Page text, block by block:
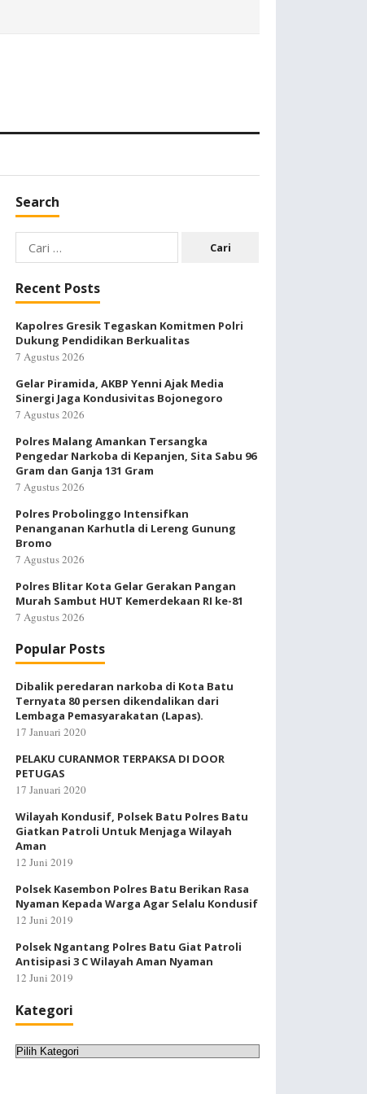
Search
Cari
untuk:
Recent Posts
Kapolres Gresik Tegaskan Komitmen Polri
Dukung Pendidikan Berkualitas
7 Agustus 2026
Gelar Piramida, AKBP Yenni Ajak Media
Sinergi Jaga Kondusivitas Bojonegoro
7 Agustus 2026
Polres Malang Amankan Tersangka
Pengedar Narkoba di Kepanjen, Sita Sabu 96
Gram dan Ganja 131 Gram
7 Agustus 2026
Polres Probolinggo Intensifkan
Penanganan Karhutla di Lereng Gunung
Bromo
7 Agustus 2026
Polres Blitar Kota Gelar Gerakan Pangan
Murah Sambut HUT Kemerdekaan RI ke-81
7 Agustus 2026
Popular Posts
Dibalik peredaran narkoba di Kota Batu
Ternyata 80 persen dikendalikan dari
Lembaga Pemasyarakatan (Lapas).
17 Januari 2020
PELAKU CURANMOR TERPAKSA DI DOOR
PETUGAS
17 Januari 2020
Wilayah Kondusif, Polsek Batu Polres Batu
Giatkan Patroli Untuk Menjaga Wilayah
Aman
12 Juni 2019
Polsek Kasembon Polres Batu Berikan Rasa
Nyaman Kepada Warga Agar Selalu Kondusif
12 Juni 2019
Polsek Ngantang Polres Batu Giat Patroli
Antisipasi 3 C Wilayah Aman Nyaman
12 Juni 2019
Kategori
Kategori